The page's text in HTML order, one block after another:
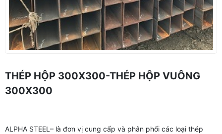
THÉP HỘP 300X300-THÉP HỘP VUÔNG
300X300
ALPHA STEEL– là đơn vị cung cấp và phân phối các loại thép